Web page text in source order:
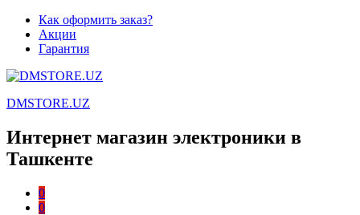
Как оформить заказ?
Акции
Гарантия
DMSTORE.UZ
Интернет магазин электроники в
Ташкенте
0
0